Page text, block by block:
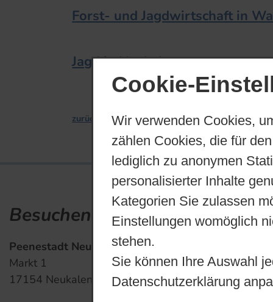
Cookie-
Wir verwenden Cookies,
zählen Cookies, die für
lediglich zu anonymen
personalisierter Inhalte
Kategorien Sie zulassen
Einstellungen womöglich
stehen.
Sie können Ihre Auswahl
Datenschutzerklärung
Forst- und Jagdwirtschaft in
Jagd in Neukalen
zurück
Besuchen Sie unsKontakt und
Peenestadt Neukalen
Markt 1
17154 Neukalen